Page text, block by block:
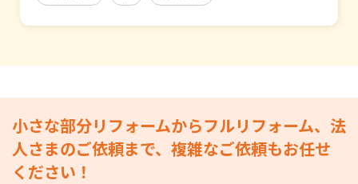
小さな部分リフォームからフルリフォーム、法
人さまのご依頼まで、複雑なご依頼もお任せ
ください！